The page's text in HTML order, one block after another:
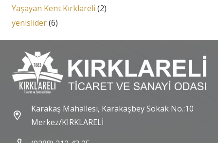
Yaşayan Kent Kırklareli (2)
yenislider(6)
Karakaş Mahallesi, Karakaşbey Sokak No.:10
Merkez/KIRKLARELİ